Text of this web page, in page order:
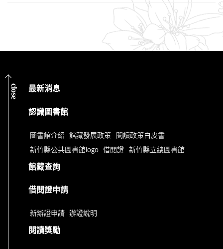
close 最新消息
認識圖書館
圖書館介紹 館藏發展政策 閱讀政策白皮書
新竹縣公共圖書館logo 借閱證 新竹縣立總圖書館
館藏查詢
借閱證申請
新辦證申請 辦證說明
閱讀獎勵